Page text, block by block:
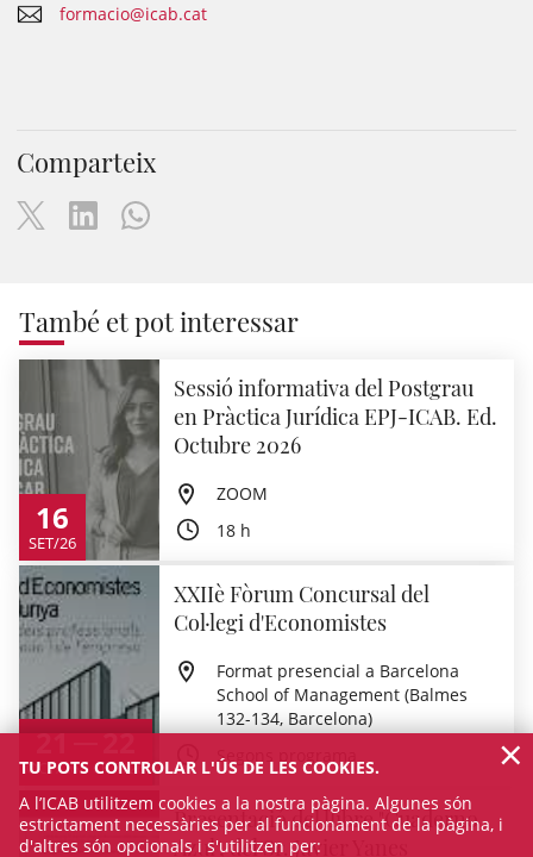
formacio@icab.cat
Comparteix
També et pot interessar
16
SET/26
Sessió informativa del Postgrau
en Pràctica Jurídica EPJ-ICAB. Ed.
Octubre 2026
ZOOM
18 h
21
OCT/26
22
OCT/26
XXIIè Fòrum Concursal del
Col·legi d'Economistes
Format presencial a Barcelona
School of Management (Balmes
132-134, Barcelona)
Segons programa
Presentació del llibre "Cuaderno
Azul", del Sr. Javier Yanes
TU POTS CONTROLAR L'ÚS DE LES COOKIES.
A l’ICAB utilitzem cookies a la nostra pàgina. Algunes són
estrictament necessàries per al funcionament de la pàgina, i
d'altres són opcionals i s'utilitzen per:
×